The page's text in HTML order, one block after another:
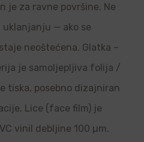
je za ravne površine. Ne
— ako se
neoštećena. Glatka –
je samoljepljiva folija /
tiska, posebno dizajniran
Lice (face film) je
vinil debljine 100 µm.